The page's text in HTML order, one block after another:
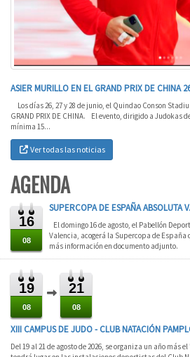
ASIER MURILLO EN EL GRAND PRIX DE CHINA
Los días 26, 27 y 28 de junio, el Quindao Conson
GRAND PRIX DE CHINA. El evento, dirigido a Judokas
mínima 15...
Ver todas las noticias
AGENDA
16
08
SUPERCOPA DE ESPAÑA ABSOLUTA
El domingo 16 de agosto, el Pabellón
Valencia, acogerá la Supercopa de
más información en documento adjunto.
19
08
21
08
XIII CAMPUS DE JUDO - CLUB NATACIÓN
Del 19 al 21 de agosto de 2026, se organiza un año más